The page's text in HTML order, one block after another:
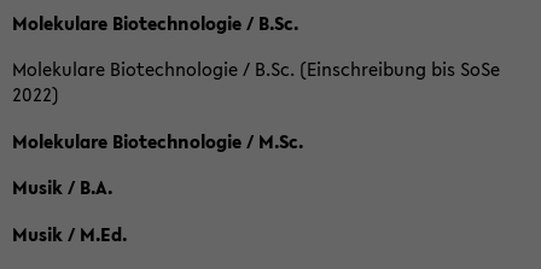
Molekulare Biotechnologie / B.Sc.
Molekulare Biotechnologie / B.Sc. (Einschreibung bis SoSe
2022)
Molekulare Biotechnologie / M.Sc.
Musik / B.A.
Musik / M.Ed.